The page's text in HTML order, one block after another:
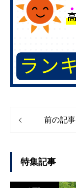
前の記事
特集記事